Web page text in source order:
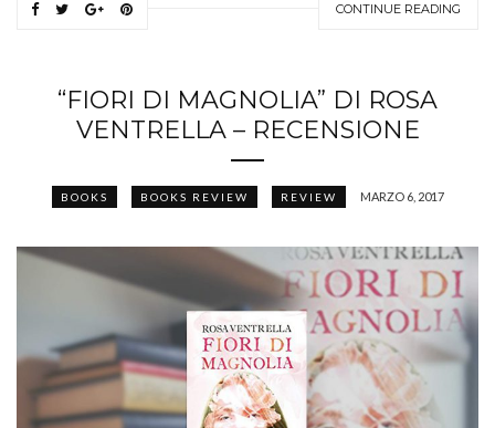
CONTINUE READING
“FIORI DI MAGNOLIA” DI ROSA
VENTRELLA – RECENSIONE
BOOKS BOOKS REVIEW REVIEW MARZO 6, 2017